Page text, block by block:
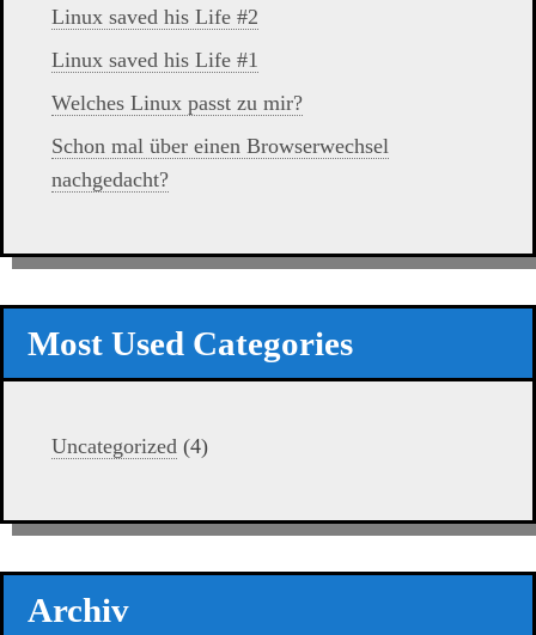
Linux saved his Life #2
Linux saved his Life #1
Welches Linux passt zu mir?
Schon mal über einen Browserwechsel
nachgedacht?
Most Used Categories
Uncategorized (4)
Archiv